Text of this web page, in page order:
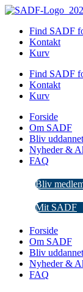
Videre
indholdFind SADF
Kontakt
Kurv
Find SADF
Kontakt
Kurv
Forside
Om SADF
Bliv
Nyheder &
FAQ
Bliv
Mit SADF
Forside
Om SADF
Bliv
Nyheder &
FAQ